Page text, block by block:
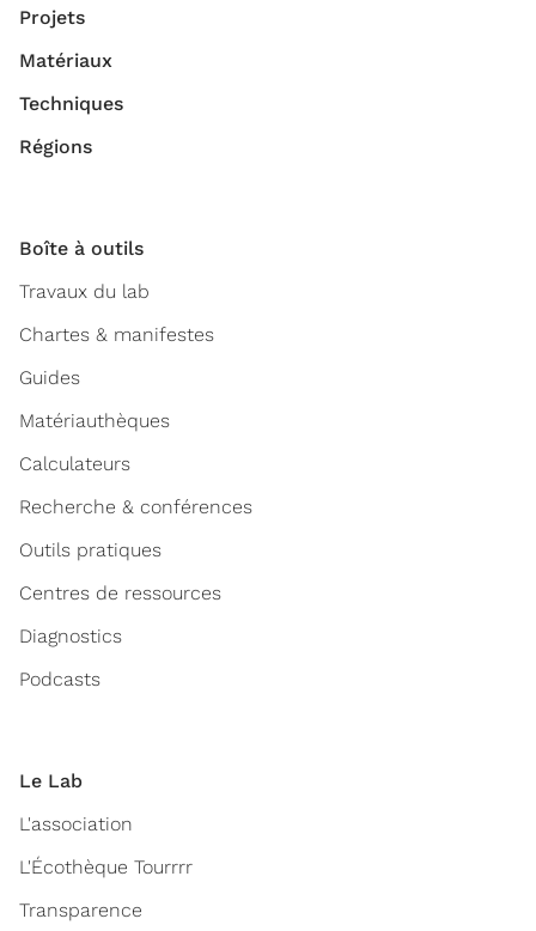
Projets
Matériaux
Techniques
Régions
Boîte à outils
Travaux du lab
Chartes & manifestes
Guides
Matériauthèques
Calculateurs
Recherche & conférences
Outils pratiques
Centres de ressources
Diagnostics
Podcasts
Le Lab
L'association
L'Écothèque Tourrrr
Transparence